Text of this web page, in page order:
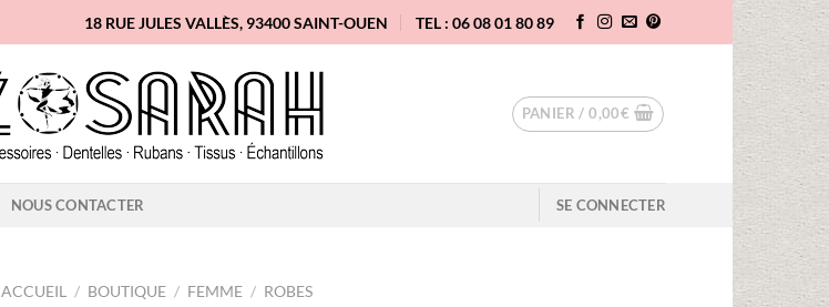
18 RUE JULES VALLÈS, 93400 SAINT-OUEN TEL : 06 08 01 80 89
PANIER /0,00€
NOUS CONTACTER SE CONNECTER
ACCUEIL / BOUTIQUE / FEMME / ROBES